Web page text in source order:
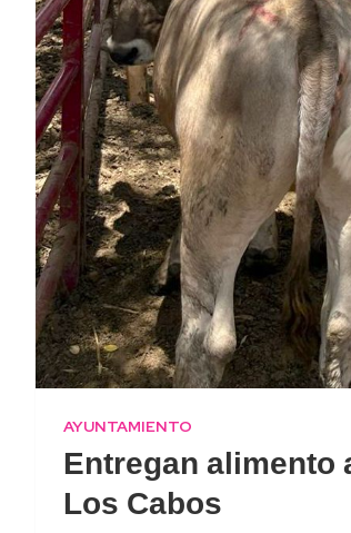
AYUNTAMIENTO
Entregan alimento
Los Cabos